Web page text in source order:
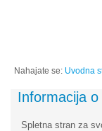
Nahajate se: Uvodna
Informacija o
Spletna stran za